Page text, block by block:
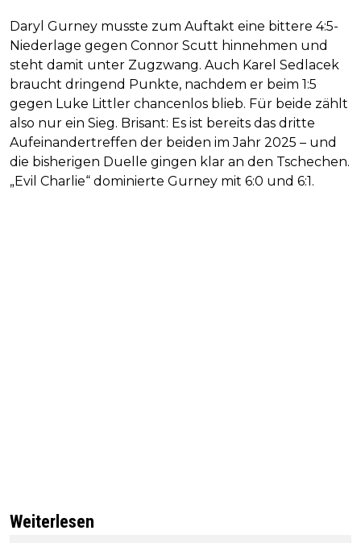
Daryl Gurney musste zum Auftakt eine bittere 4:5-
Niederlage gegen Connor Scutt hinnehmen und
steht damit unter Zugzwang. Auch Karel Sedlacek
braucht dringend Punkte, nachdem er beim 1:5
gegen Luke Littler chancenlos blieb. Für beide zählt
also nur ein Sieg. Brisant: Es ist bereits das dritte
Aufeinandertreffen der beiden im Jahr 2025 – und
die bisherigen Duelle gingen klar an den Tschechen.
„Evil Charlie“ dominierte Gurney mit 6:0 und 6:1.
Weiterlesen